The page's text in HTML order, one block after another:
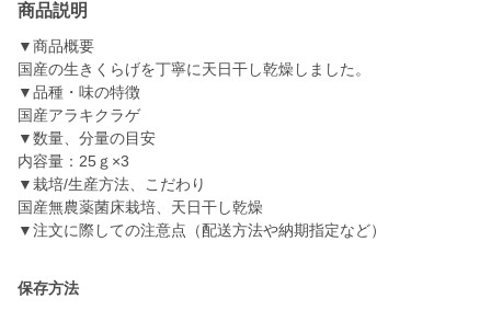
商品説明
▼商品概要
国産の生きくらげを丁寧に天日干し乾燥しました。
▼品種・味の特徴
国産アラキクラゲ
▼数量、分量の目安
内容量：25ｇ×3
▼栽培/生産方法、こだわり
国産無農薬菌床栽培、天日干し乾燥
▼注文に際しての注意点（配送方法や納期指定など）
保存方法